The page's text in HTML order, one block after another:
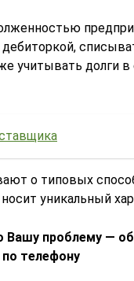
дебиторкой,
учитывать долги
о типовых
уникальный
Вашу проблему —
по телефону